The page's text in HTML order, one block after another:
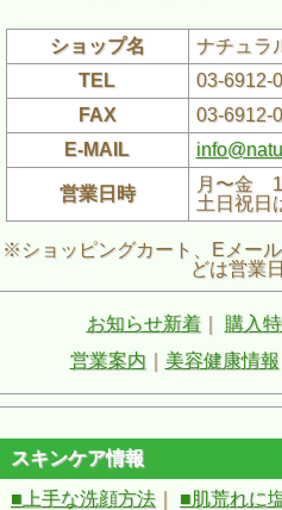
ショップ名
ナチュラ
TEL
03-6912-
FAX
03-6912-
E-MAIL
営業日時
月〜金
土日祝日
※ショッピングカート、Eメー
どは営業
お知らせ新着｜ 購入
営業案内
美容健康情報
スキンケア情報
■上手な洗顔方法
■肌荒れに